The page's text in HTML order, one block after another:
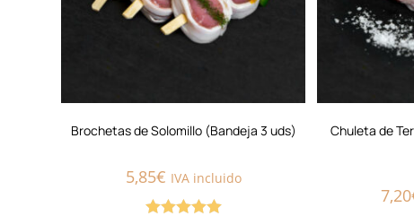
Brochetas de Solomillo (Bandeja 3 uds)
5,85€ IVA incluido
Chuleta de
7,20